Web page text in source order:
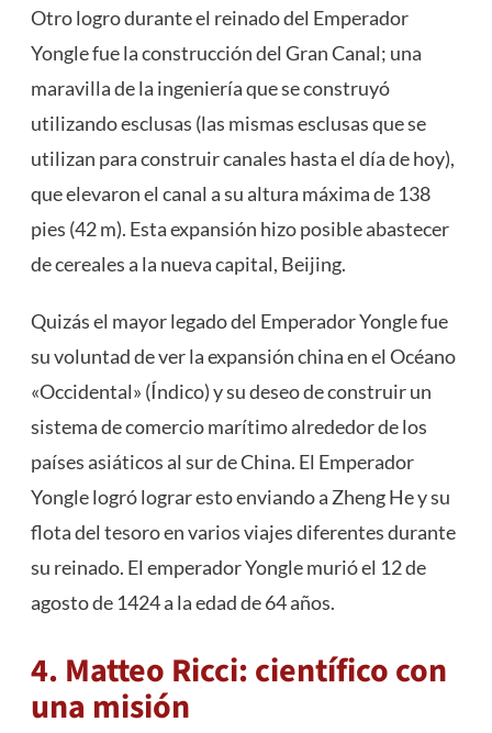
Otro logro durante el reinado del Emperador
Yongle fue la construcción del Gran Canal; una
maravilla de la ingeniería que se construyó
utilizando esclusas (las mismas esclusas que se
utilizan para construir canales hasta el día de hoy),
que elevaron el canal a su altura máxima de 138
pies (42 m). Esta expansión hizo posible abastecer
de cereales a la nueva capital, Beijing.
Quizás el mayor legado del Emperador Yongle fue
su voluntad de ver la expansión china en el Océano
«Occidental» (Índico) y su deseo de construir un
sistema de comercio marítimo alrededor de los
países asiáticos al sur de China. El Emperador
Yongle logró lograr esto enviando a Zheng He y su
flota del tesoro en varios viajes diferentes durante
su reinado. El emperador Yongle murió el 12 de
agosto de 1424 a la edad de 64 años.
4. Matteo Ricci: científico con
una misión